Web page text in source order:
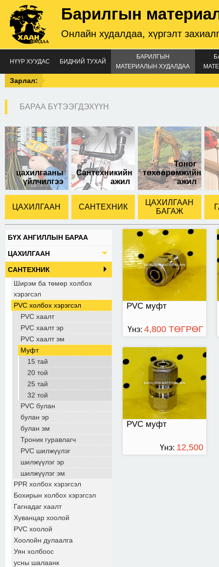
Барилгын
Онлайн худалдаа, хүргэлт
НҮҮР ХУУДАС БИДНИЙ ТУХАЙ
БАРИЛГЫН
МАТЕРИАЛЫН ХУДАЛДАА
Зарлал:
БАРАА БҮТЭЭГДЭХҮҮН
цахилгааны
үйлчилгээ
Сантехникийн
ажил
Тоног
төхөөрөмжийн
ажил
ЦАХИЛГААН САНТЕХНИК
ЦАХИЛГААН
БАГАЖ
БҮХ АНГИЛЛЫН БАРАА
ЦАХИЛГААН
САНТЕХНИК
Ширэм ба төмөр холбох
хэрэгсэл
PVC холбох хэрэгсэл
PVC хаалт
PVC хаалт эр
PVC хаалт эм
Муфт
15 тай
20 той
25 тай
32 той
PVC булан
булан эр
булан эм
Троник гуравлагч
PVC шилжүүлэг
шилжүүлэг эр
шилжүүлэг эм
PPR холбох хэрэгсэл
Бохирын холбох хэрэгсэл
Гагнадаг хаалт
Хуванцар хоолой
PVC хоолой
Хоолойн дулаалга
Уян холбоос
усны шалаанк
PVC муфт
15-тай
Үнэ: 4,800 ТӨГРӨГ
PVC муфт
32-той.
Үнэ: 12,500